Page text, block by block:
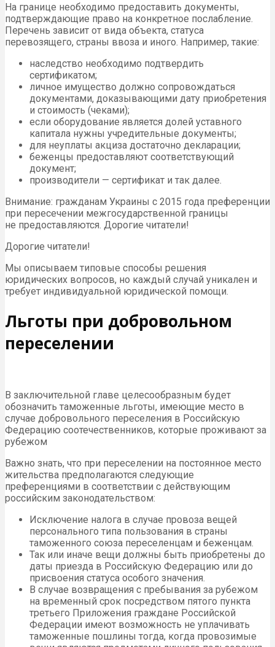
На границе необходимо предоставить документы,
подтверждающие право на конкретное послабление.
Перечень зависит от вида объекта, статуса
перевозящего, страны ввоза и иного. Например, такие:
наследство необходимо подтвердить
сертификатом;
личное имущество должно сопровождаться
документами, доказывающими дату приобретения
и стоимость (чеками);
если оборудование является долей уставного
капитала нужны учредительные документы;
для неуплаты акциза достаточно декларации;
беженцы предоставляют соответствующий
документ;
производители — сертификат и так далее.
Внимание: гражданам Украины с 2015 года преференции
при пересечении межгосударственной границы
не предоставляются. Дорогие читатели!
Дорогие читатели!
Мы описываем типовые способы решения
юридических вопросов, но каждый случай уникален и
требует индивидуальной юридической помощи.
Льготы при добровольном
переселении
В заключительной главе целесообразным будет
обозначить таможенные льготы, имеющие место в
случае добровольного переселения в Российскую
Федерацию соотечественников, которые проживают за
рубежом
Важно знать, что при переселении на постоянное место
жительства предполагаются следующие
преференциями в соответствии с действующим
российским законодательством:
Исключение налога в случае провоза вещей
персонального типа пользования в страны
таможенного союза переселенцам и беженцам.
Так или иначе вещи должны быть приобретены до
даты приезда в Российскую Федерацию или до
присвоения статуса особого значения.
В случае возвращения с пребывания за рубежом
на временный срок посредством пятого пункта
третьего Приложения граждане Российской
Федерации имеют возможность не уплачивать
таможенные пошлины тогда, когда провозимые